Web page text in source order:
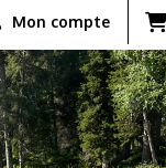
Mon compte